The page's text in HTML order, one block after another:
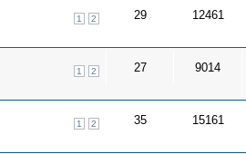
1 2 29 12461
1 2 27 9014
1 2 35 15161